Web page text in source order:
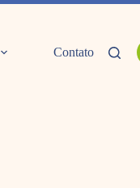
Contato